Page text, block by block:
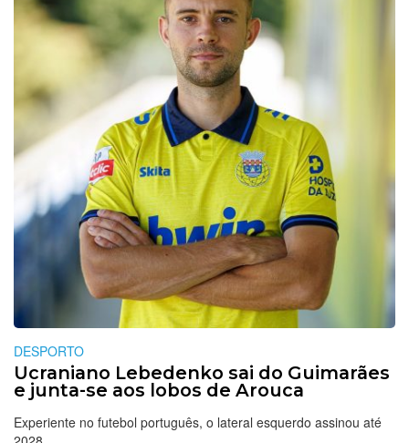
DESPORTO
Ucraniano Lebedenko sai do Guimarães
e junta-se aos lobos de Arouca
Experiente no futebol português, o lateral esquerdo assinou até